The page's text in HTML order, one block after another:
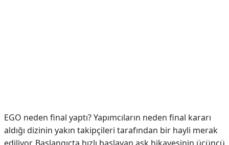
EGO neden final yaptı? Yapımcıların neden final kararı
aldığı dizinin yakın takipçileri tarafından bir hayli merak